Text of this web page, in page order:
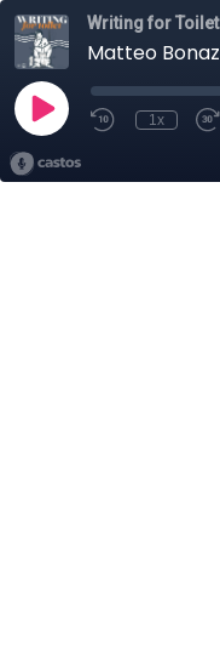
Writing for Toilet
1x